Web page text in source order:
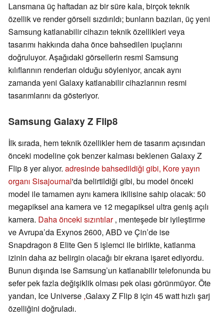
Lansmana üç haftadan az bir süre kala, birçok teknik
özellik ve render görseli sızdırıldı; bunların bazıları, üç yeni
Samsung katlanabilir cihazın teknik özellikleri veya
tasarımı hakkında daha önce bahsedilen ipuçlarını
doğruluyor. Aşağıdaki görsellerin resmi Samsung
kılıflarının renderları olduğu söyleniyor, ancak aynı
zamanda yeni Galaxy katlanabilir cihazlarının resmi
tasarımlarını da gösteriyor.
Samsung Galaxy Z Flip8
İlk sırada, hem teknik özellikler hem de tasarım açısından
önceki modeline çok benzer kalması beklenen Galaxy Z
Flip 8 yer alıyor. adresinde bahsedildiği gibi, Kore yayın
organı Sisajournal'da belirtildiği gibi, bu model önceki
model ile tamamen aynı kamera ikilisine sahip olacak: 50
megapiksel ana kamera ve 12 megapiksel ultra geniş açılı
kamera. Daha önceki sızıntılar, menteşede bir iyileştirme
ve Avrupa’da Exynos 2600, ABD ve Çin’de ise
Snapdragon 8 Elite Gen 5 işlemci ile birlikte, katlanma
izinin daha az belirgin olacağı bir ekrana işaret ediyordu.
Bunun dışında ise Samsung’un katlanabilir telefonunda bu
sefer pek fazla değişiklik olması pek olası görünmüyor. Öte
yandan, Ice Universe ,Galaxy Z Flip 8 için 45 watt hızlı şarj
özelliğini doğruladı.